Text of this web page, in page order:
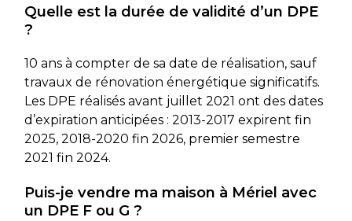
Quelle est la durée de validité d’un DPE
?
10 ans à compter de sa date de réalisation, sauf
travaux de rénovation énergétique significatifs.
Les DPE réalisés avant juillet 2021 ont des dates
d’expiration anticipées : 2013-2017 expirent fin
2025, 2018-2020 fin 2026, premier semestre
2021 fin 2024.
Puis-je vendre ma maison à Mériel avec
un DPE F ou G ?